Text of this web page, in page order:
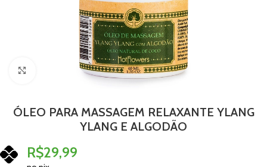
Clique para ampliar
ÓLEO PARA MASSAGEM RELAXANTE YLANG
YLANG E ALGODÃO
R$29,99